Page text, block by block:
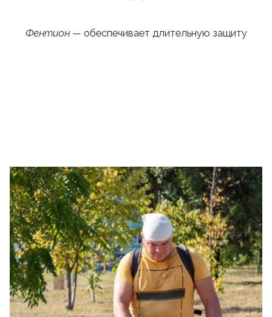
Фентион— обеспечивает длительную защиту